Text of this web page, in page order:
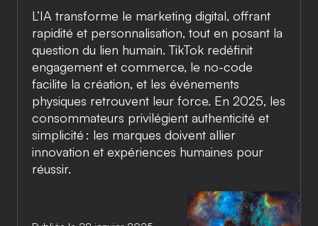
L’IA transforme le marketing digital, offrant
rapidité et personnalisation, tout en posant la
question du lien humain. TikTok redéfinit
engagement et commerce, le no-code
facilite la création, et les événements
physiques retrouvent leur force. En 2025, les
consommateurs privilégient authenticité et
simplicité : les marques doivent allier
innovation et expériences humaines pour
réussir.